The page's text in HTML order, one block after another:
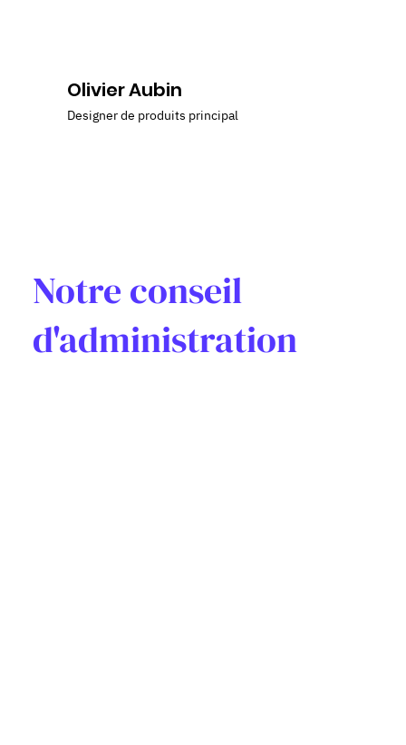
Notre conseil
d'administration
Olivier Aubin
Designer de produits principal